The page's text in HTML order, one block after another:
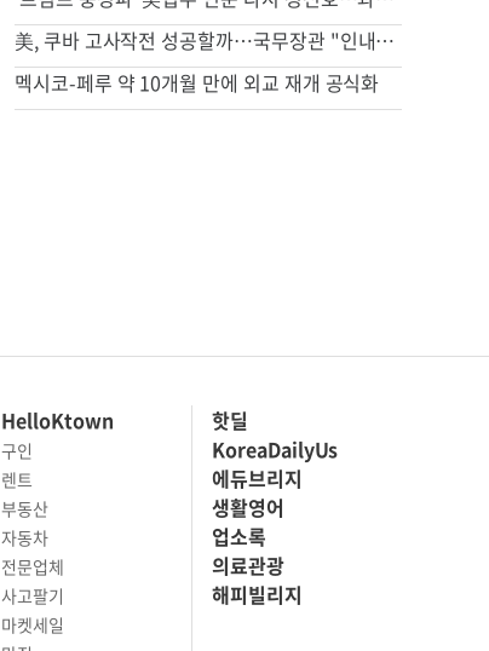
美, 쿠바 고사작전 성공할까…국무장관 "인내와 끈기로 옥죌 것"
멕시코-페루 약 10개월 만에 외교 재개 공식화
HelloKtown
구인
렌트
부동산
자동차
전문업체
핫딜
KoreaDailyUs
에듀브리지
생활영어
업소록